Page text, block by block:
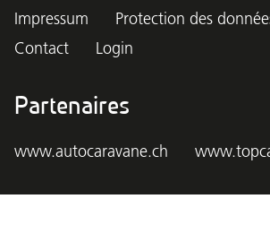
Impressum
Protection des
Contact
Login
Partenaires
www.autocaravane.ch